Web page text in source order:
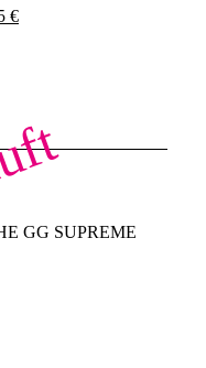
€
GG SUPREME B